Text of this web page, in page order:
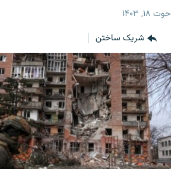
منوی
مراجعه
به
صفحه
جستجو
جهان
مصاحبه‌ها
برنامه‌ها
مجموعه تصویری
ورزش
بحران مهاجرت
'کووید-۱۹'
تماس
حوت ۱۸, ۱۴۰۳
شریک ساختن